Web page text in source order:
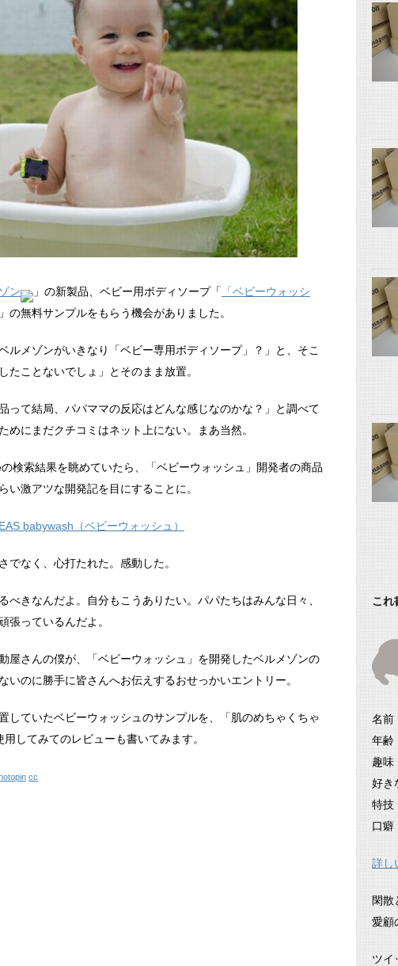
ン 」の新製品、ベビー用ボディソープ「
「ベビーウォッシ
」の無料サンプルをもらう機会がありました。
ルメゾンがいきなり「ベビー専用ボディソープ」？」と、そこ
たことないでしょ」とそのまま放置。
って結局、パパママの反応はどんな感じなのかな？」と調べて
めにまだクチコミはネット上にない。まあ当然。
検索結果を眺めていたら、「ベビーウォッシュ」開発者の商品
い激アツな開発記を目にすることに。
babywash（ベビーウォッシュ）
でなく、心打たれた。感動した。
べきなんだよ。自分もこうありたい。パパたちはみんな日々、
張っているんだよ。
屋さんの僕が、「ベビーウォッシュ」を開発したベルメゾンの
いのに勝手に皆さんへお伝えするおせっかいエントリー。
していたベビーウォッシュのサンプルを、「肌のめちゃくちゃ
してみてのレビューも書いてみます。
cc
これ
名前
年齢
趣味
好き
特技
口癖
詳し
閑散
愛顧
ツイ